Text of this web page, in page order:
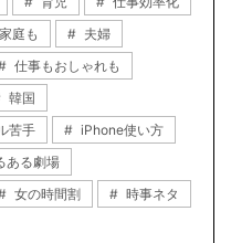
庭も
夫婦
仕事もおしゃれも
韓国
苦手
iPhone使い方
ある劇場
女の時間割
時事ネタ